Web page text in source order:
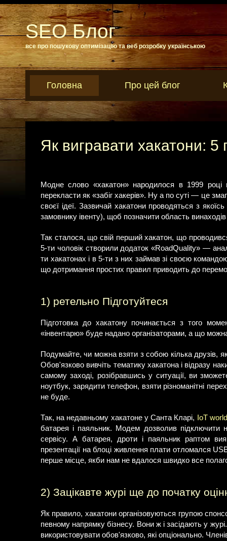
SEO Блог
все про пошукову оптимізацію та веб розробку українською
Головна Про цей блог
Як вигравати хакатони: 5
Модне слово «хакатон» народилося в 1999
перекласти як «забіг хакерів». Ну а по суті — це
своєї ідеї. Зазвичай хакатони проводяться з
замовнику івенту), щоб позначити область
Так сталося, що свій перший хакатон, що
5-ти чоловік створили додаток «RoadQuality» —
ти хакатонах і в 5-ти з них займав зі своєю командою
що дотримання простих правил приводить до
1) ретельно Підготуйтеся
Підготовка до хакатону починається з того
«інвентарю» буде надано організаторами, а що
Подумайте, чи можна взяти з собою кілька друзів,
Обов'язково вивчіть тематику хакатона і відразу
самому заході, розібравшись у ситуації, ви
ноутбук, зарядити телефон, взяти різноманітні
не буде.
Так, на недавньому хакатоне у Санта Кларі,
IoT world
батарея і паяльник. Модем дозволив підключити
сервісу. А батарея, дроти і паяльник раптом
презентації на блоці живлення плати отломался
перше місце, якби нам не вдалося швидко все
2) Зацікавте журі ще до початку
Як правило, хакатони організовуються групою
певному напрямку бізнесу. Вони ж і засідають у
використовувати обов'язково, які опціонально.